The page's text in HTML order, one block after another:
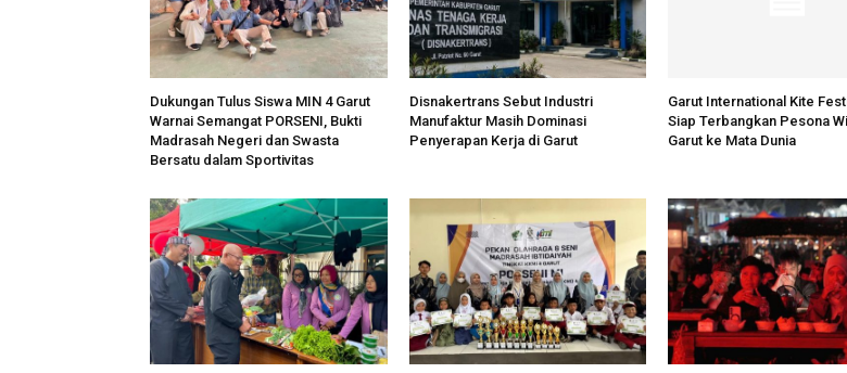
Dukungan Tulus Siswa MIN 4 Garut
Warnai Semangat PORSENI, Bukti
Madrasah Negeri dan Swasta
Bersatu dalam Sportivitas
Disnakertrans Sebut Industri
Manufaktur Masih Dominasi
Penyerapan Kerja di Garut
Garut International Kite
Siap Terbangkan Pesona
Garut ke Mata Dunia